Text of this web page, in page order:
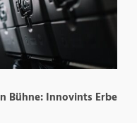
Bühne: Innovints Erbe